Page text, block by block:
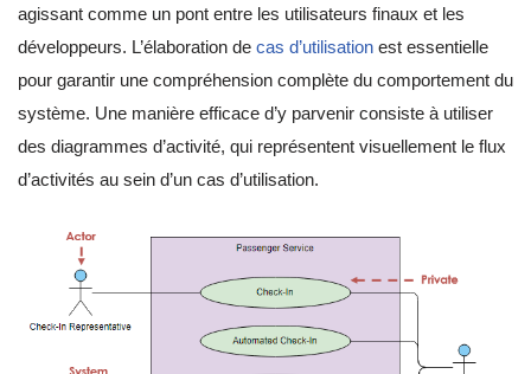
agissant comme un pont entre les utilisateurs finaux et les
développeurs. L’élaboration de cas d’utilisation est essentielle
pour garantir une compréhension complète du comportement du
système. Une manière efficace d’y parvenir consiste à utiliser
des diagrammes d’activité, qui représentent visuellement le flux
d’activités au sein d’un cas d’utilisation.